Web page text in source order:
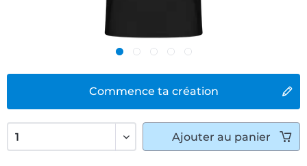
Commence ta création
Ajouter au panier